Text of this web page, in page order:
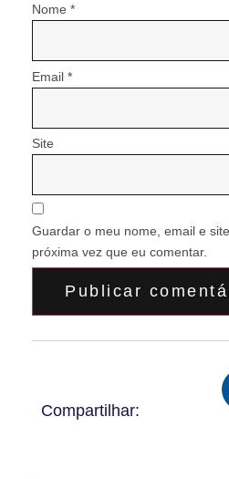
Nome *
Email *
Site
Guardar o meu nome, email e
próxima vez que eu comentar.
Compartilhar: